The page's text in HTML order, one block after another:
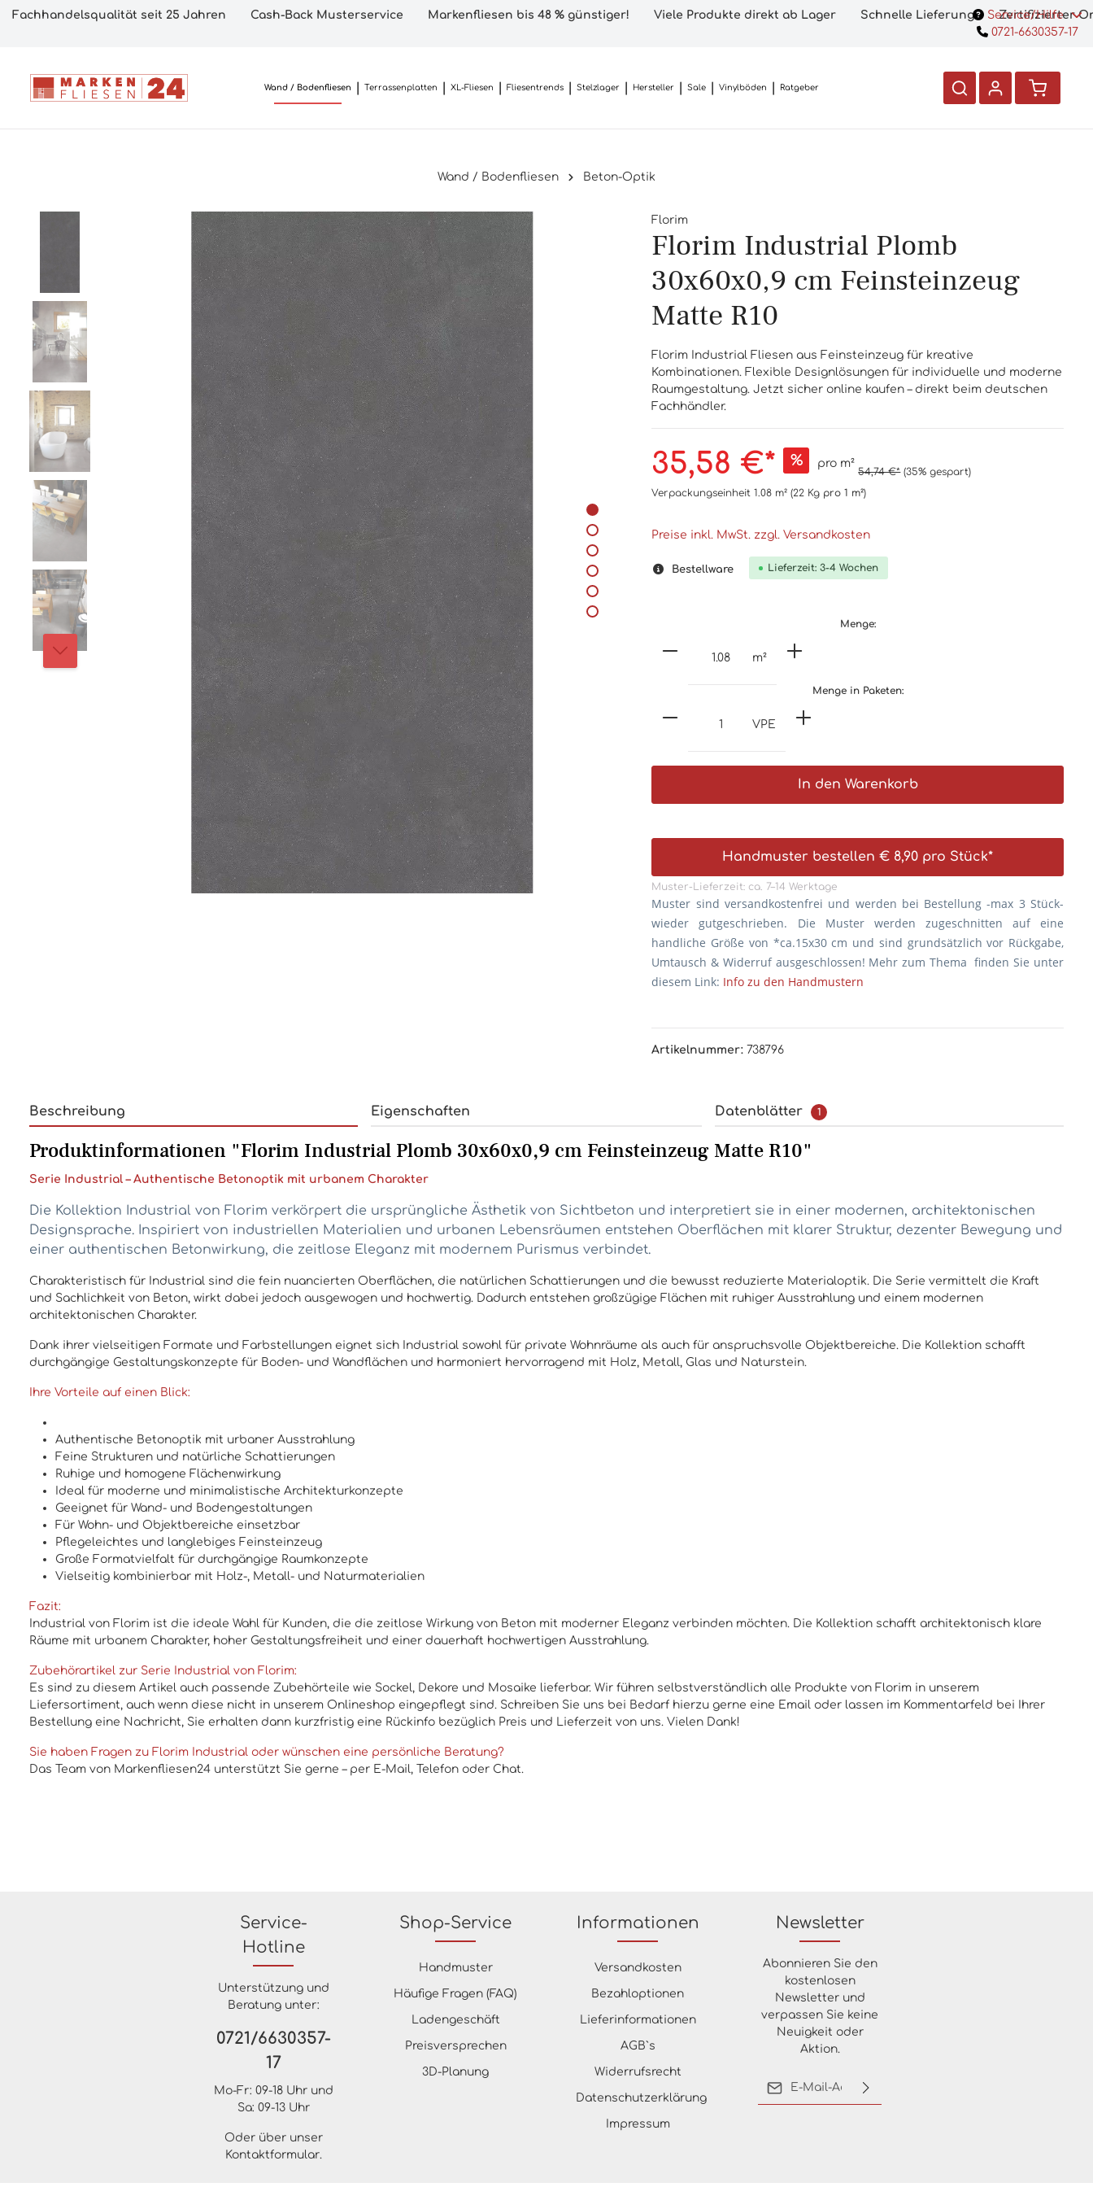
Fachhandelsqualität seit 25 Jahren Cash-Back Musterservice Markenfliesen bis 48 % günstiger! Viele Produkte direkt ab Lager Schnelle Lieferung Zertifizierter
Service/Hilfe
0721-6630357-17
Wand / Bodenfliesen Terrassenplatten XL-Fliesen Fliesentrends Stelzlager Hersteller Sale Vinylböden Ratgeber
Wand / Bodenfliesen Beton-Optik
Florim
Florim Industrial Plomb
30x60x0,9 cm Feinsteinzeug
Matte R10
Florim Industrial Fliesen aus Feinsteinzeug für kreative
Kombinationen. Flexible Designlösungen für individuelle und moderne
Raumgestaltung. Jetzt sicher online kaufen – direkt beim deutschen
Fachhändler.
35,58 €* % pro m²
54,74 €* (35% gespart)
Verpackungseinheit 1.08 m²(22 Kg pro 1 m²)
Preise inkl. MwSt. zzgl. Versandkosten
Bestellware Lieferzeit: 3-4 Wochen
Menge:
m²
Menge in Paketen:
VPE
In den Warenkorb
Handmuster bestellen € 8,90 pro Stück*
Muster-Lieferzeit: ca. 7–14 Werktage
Muster sind versandkostenfrei und werden bei Bestellung -max 3 Stück-
wieder gutgeschrieben. Die Muster werden zugeschnitten auf eine
handliche Größe von *ca.15x30 cm und sind grundsätzlich vor Rückgabe,
Umtausch & Widerruf ausgeschlossen! Mehr zum Thema finden Sie unter
diesem Link: Info zu den Handmustern
Artikelnummer: 738796
Beschreibung Eigenschaften Datenblätter 1
Produktinformationen "Florim Industrial Plomb 30x60x0,9 cm Feinsteinzeug Matte R10"
Serie Industrial – Authentische Betonoptik mit urbanem Charakter
Die Kollektion Industrial von Florim verkörpert die ursprüngliche Ästhetik von Sichtbeton und interpretiert sie in einer modernen, architektonischen
Designsprache. Inspiriert von industriellen Materialien und urbanen Lebensräumen entstehen Oberflächen mit klarer Struktur, dezenter Bewegung und
einer authentischen Betonwirkung, die zeitlose Eleganz mit modernem Purismus verbindet.
Charakteristisch für Industrial sind die fein nuancierten Oberflächen, die natürlichen Schattierungen und die bewusst reduzierte Materialoptik. Die Serie vermittelt die Kraft
und Sachlichkeit von Beton, wirkt dabei jedoch ausgewogen und hochwertig. Dadurch entstehen großzügige Flächen mit ruhiger Ausstrahlung und einem modernen
architektonischen Charakter.
Dank ihrer vielseitigen Formate und Farbstellungen eignet sich Industrial sowohl für private Wohnräume als auch für anspruchsvolle Objektbereiche. Die Kollektion schafft
durchgängige Gestaltungskonzepte für Boden- und Wandflächen und harmoniert hervorragend mit Holz, Metall, Glas und Naturstein.
Ihre Vorteile auf einen Blick:
Authentische Betonoptik mit urbaner Ausstrahlung
Feine Strukturen und natürliche Schattierungen
Ruhige und homogene Flächenwirkung
Ideal für moderne und minimalistische Architekturkonzepte
Geeignet für Wand- und Bodengestaltungen
Für Wohn- und Objektbereiche einsetzbar
Pflegeleichtes und langlebiges Feinsteinzeug
Große Formatvielfalt für durchgängige Raumkonzepte
Vielseitig kombinierbar mit Holz-, Metall- und Naturmaterialien
Fazit:
Industrial von Florim ist die ideale Wahl für Kunden, die die zeitlose Wirkung von Beton mit moderner Eleganz verbinden möchten. Die Kollektion schafft architektonisch klare
Räume mit urbanem Charakter, hoher Gestaltungsfreiheit und einer dauerhaft hochwertigen Ausstrahlung.
Zubehörartikel zur Serie Industrial von Florim:
Es sind zu diesem Artikel auch passende Zubehörteile wie Sockel, Dekore und Mosaike lieferbar. Wir führen selbstverständlich alle Produkte von Florim in unserem
Liefersortiment, auch wenn diese nicht in unserem Onlineshop eingepflegt sind. Schreiben Sie uns bei Bedarf hierzu gerne eine Email oder lassen im Kommentarfeld bei Ihrer
Bestellung eine Nachricht, Sie erhalten dann kurzfristig eine Rückinfo bezüglich Preis und Lieferzeit von uns. Vielen Dank!
Sie haben Fragen zu Florim Industrial oder wünschen eine persönliche Beratung?
Das Team von Markenfliesen24 unterstützt Sie gerne – per E-Mail, Telefon oder Chat.
Newsletter
Abonnieren Sie den
kostenlosen
Newsletter und
verpassen Sie keine
Neuigkeit oder
Aktion.
Service-
Hotline
Unterstützung und
Beratung unter:
0721/6630357-
17
Mo-Fr: 09-18 Uhr und
Sa: 09-13 Uhr
Oder über unser
Kontaktformular.
Shop-Service
Handmuster
Häufige Fragen (FAQ)
Ladengeschäft
Preisversprechen
3D-Planung
Informationen
Versandkosten
Bezahloptionen
Lieferinformationen
AGB`s
Widerrufsrecht
Datenschutzerklärung
Impressum